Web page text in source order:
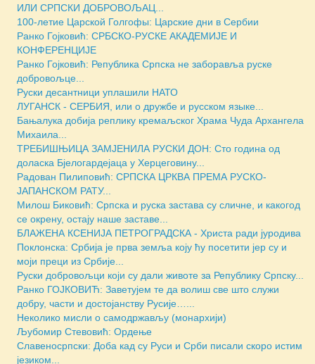
ИЛИ СРПСКИ ДОБРОВОЉАЦ...
100-летие Царской Голгофы: Царские дни в Сербии
Ранко Гојковић: СРБСКО-РУСКЕ АКАДЕМИЈЕ И
КОНФЕРЕНЦИЈЕ
Ранко Гојковић: Република Српска не заборавља руске
добровољце...
Руски десантници уплашили НАТО
ЛУГАНСК - СЕРБИЯ, или о дружбе и русском языке...
Бањалука добија реплику кремаљског Храма Чуда Архангела
Михаила...
ТРЕБИШЊИЦА ЗАМЈЕНИЛА РУСКИ ДОН: Сто година од
доласка Бјелогардејаца у Херцеговину...
Радован Пилиповић: СРПСКА ЦРКВА ПРЕМА РУСКО-
ЈАПАНСКОМ РАТУ...
Милош Биковић: Српска и руска застава су сличне, и какогод
се окрену, остају наше заставе...
БЛАЖЕНА КСЕНИЈА ПЕТРОГРАДСКА - Христа ради јуродива
Поклонска: Србија је прва земља коју ћу посетити јер су и
моји преци из Србије...
Руски добровољци који су дали животе за Републику Српску...
Ранко ГОЈКОВИЋ: Заветујем те да волиш све што служи
добру, части и достојанству Русије…...
Неколико мисли о самодржављу (монархији)
Љубомир Стевовић: Ордење
Славеносрпски: Доба кад су Руси и Срби писали скоро истим
језиком...